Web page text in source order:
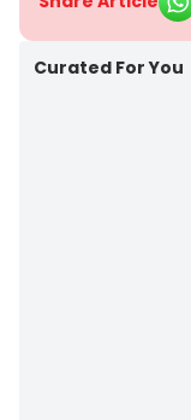
Curated For You